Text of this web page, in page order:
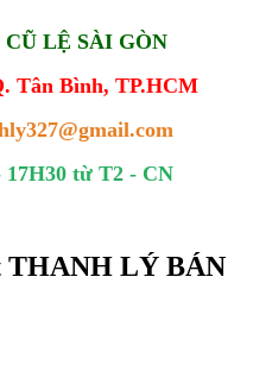
LỆ SÀI GÒN
Tân Bình, TP.HCM
từ T2 - CN
THANH LÝ BÁN